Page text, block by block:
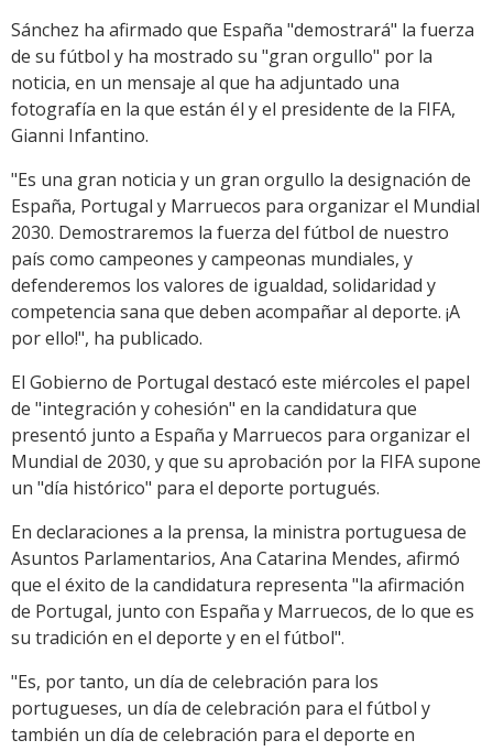
Sánchez ha afirmado que España "demostrará" la fuerza
de su fútbol y ha mostrado su "gran orgullo" por la
noticia, en un mensaje al que ha adjuntado una
fotografía en la que están él y el presidente de la FIFA,
Gianni Infantino.
"Es una gran noticia y un gran orgullo la designación de
España, Portugal y Marruecos para organizar el Mundial
2030. Demostraremos la fuerza del fútbol de nuestro
país como campeones y campeonas mundiales, y
defenderemos los valores de igualdad, solidaridad y
competencia sana que deben acompañar al deporte. ¡A
por ello!", ha publicado.
El Gobierno de Portugal destacó este miércoles el papel
de "integración y cohesión" en la candidatura que
presentó junto a España y Marruecos para organizar el
Mundial de 2030, y que su aprobación por la FIFA supone
un "día histórico" para el deporte portugués.
En declaraciones a la prensa, la ministra portuguesa de
Asuntos Parlamentarios, Ana Catarina Mendes, afirmó
que el éxito de la candidatura representa "la afirmación
de Portugal, junto con España y Marruecos, de lo que es
su tradición en el deporte y en el fútbol".
"Es, por tanto, un día de celebración para los
portugueses, un día de celebración para el fútbol y
también un día de celebración para el deporte en